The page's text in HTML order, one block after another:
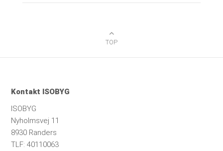
TOP
Kontakt ISOBYG
ISOBYG
Nyholmsvej 11
8930 Randers
TLF: 40110063